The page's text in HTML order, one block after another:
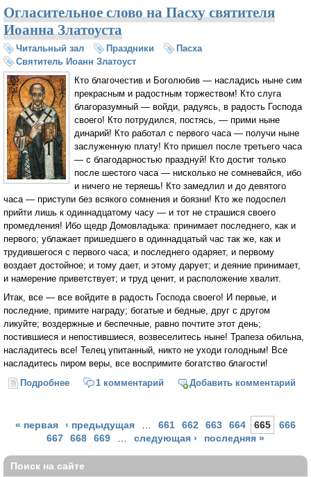
Огласительное слово на Пасху святителя
Иоанна Златоуста
Читальный зал Праздники
Пасха
Святитель Иоанн Златоуст
Кто благочестив и Боголюбив — насладись ныне сим
прекрасным и радостным торжеством! Кто слуга
благоразумный — войди, радуясь, в радость Господа
своего! Кто потрудился, постясь, — прими ныне
динарий! Кто работал с первого часа — получи ныне
заслуженную плату! Кто пришел после третьего часа
— с благодарностью празднуй! Кто достиг только
после шестого часа — нисколько не сомневайся, ибо
и ничего не теряешь! Кто замедлил и до девятого
часа — приступи без всякого сомнения и боязни! Кто же подоспел
прийти лишь к одиннадцатому часу — и тот не страшися своего
промедления! Ибо щедр Домовладыка: принимает последнего, как и
первого; ублажает пришедшего в одиннадцатый час так же, как и
трудившегося с первого часа; и последнего одаряет, и первому
воздает достойное; и тому дает, и этому дарует; и деяние принимает,
и намерение приветствует; и труд ценит, и расположение хвалит.
Итак, все — все войдите в радость Господа своего! И первые, и
последние, примите награду; богатые и бедные, друг с другом
ликуйте; воздержные и беспечные, равно почтите этот день;
постившиеся и непостившиеся, возвеселитесь ныне! Трапеза обильна,
насладитесь все! Телец упитанный, никто не уходи голодным! Все
насладитесь пиром веры, все воспримите богатство благости!
Подробнее о Огласительное слово на Пасху святителя Иоанна
1 комментарий Добавить комментарий
Страницы
« первая ‹ предыдущая … 661 662 663 664 665
666
667
668 669 … следующая › последняя »
Поиск на сайте